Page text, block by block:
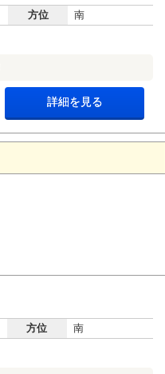
方位 南
詳細を見る
方位 南